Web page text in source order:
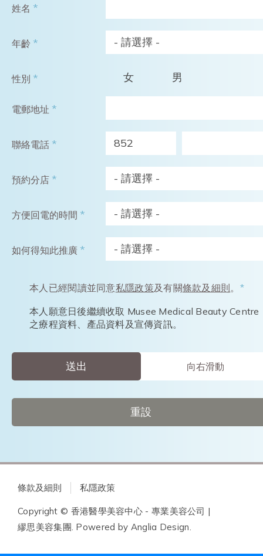
姓名 *
年齡 * - 請選擇 -
性別 * 女 男
電郵地址 *
聯絡電話 * 852
預約分店 * - 請選擇 -
方便回電的時間 * - 請選擇 -
如何得知此推廣 * - 請選擇 -
本人已經閱讀並同意私隱政策及有關條款及細則。 *
本人願意日後繼續收取 Musee Medical Beauty Centre
之療程資料、產品資料及宣傳資訊。
送出 向右滑動
重設
條款及細則 私隱政策
Copyright © 香港醫學美容中心 - 專業美容公司 |
繆思美容集團. Powered by Anglia Design.